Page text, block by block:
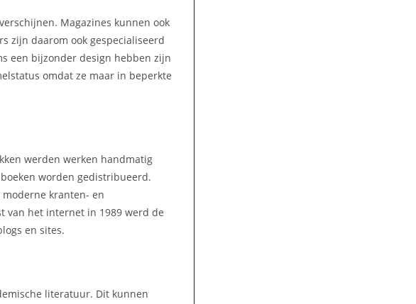
Magazines kunnen ook
zijn daarom ook gespecialiseerd
een bijzonder design hebben zijn
omdat ze maar in beperkte
werden werken handmatig
worden gedistribueerd.
kranten- en
van het internet in 1989 werd de
en sites.
literatuur. Dit kunnen